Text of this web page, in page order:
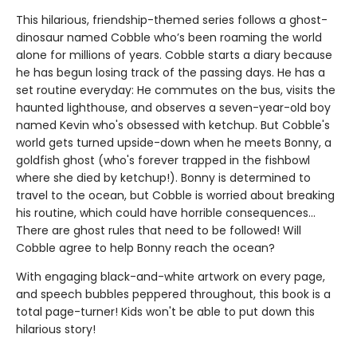
This hilarious, friendship-themed series follows a ghost-
dinosaur named Cobble who’s been roaming the world
alone for millions of years. Cobble starts a diary because
he has begun losing track of the passing days. He has a
set routine everyday: He commutes on the bus, visits the
haunted lighthouse, and observes a seven-year-old boy
named Kevin who's obsessed with ketchup. But Cobble's
world gets turned upside-down when he meets Bonny, a
goldfish ghost (who's forever trapped in the fishbowl
where she died by ketchup!). Bonny is determined to
travel to the ocean, but Cobble is worried about breaking
his routine, which could have horrible consequences...
There are ghost rules that need to be followed! Will
Cobble agree to help Bonny reach the ocean?
With engaging black-and-white artwork on every page,
and speech bubbles peppered throughout, this book is a
total page-turner! Kids won't be able to put down this
hilarious story!